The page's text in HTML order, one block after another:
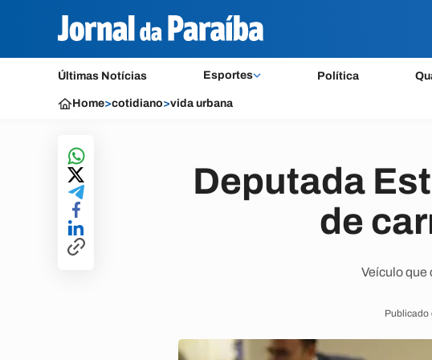
Últimas Notícias Esportes Política
Home>cotidiano>vida urbana
Deputada
de
Veículo que
Publicado